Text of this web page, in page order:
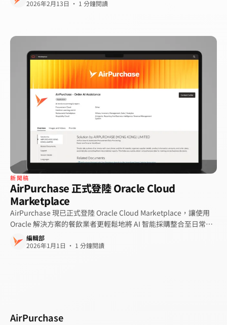
2026年2月13日 · 1 分鐘閱讀
新聞稿
AirPurchase 正式登陸 Oracle Cloud
Marketplace
AirPurchase 現已正式登陸 Oracle Cloud Marketplace，讓使用
Oracle 解決方案的餐飲業者更輕鬆地將 AI 智能採購整合至日常營
運之中。
編輯部
2026年1月1日 · 1 分鐘閱讀
AirPurchase